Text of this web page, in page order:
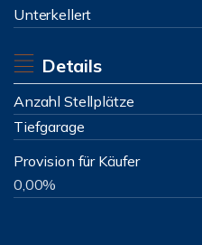
Unterkellert
Details
Anzahl Stellplätze
Tiefgarage
Provision für Käufer
0,00%